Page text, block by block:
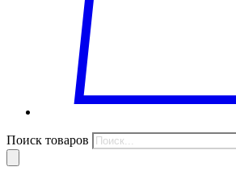
Поиск товаров